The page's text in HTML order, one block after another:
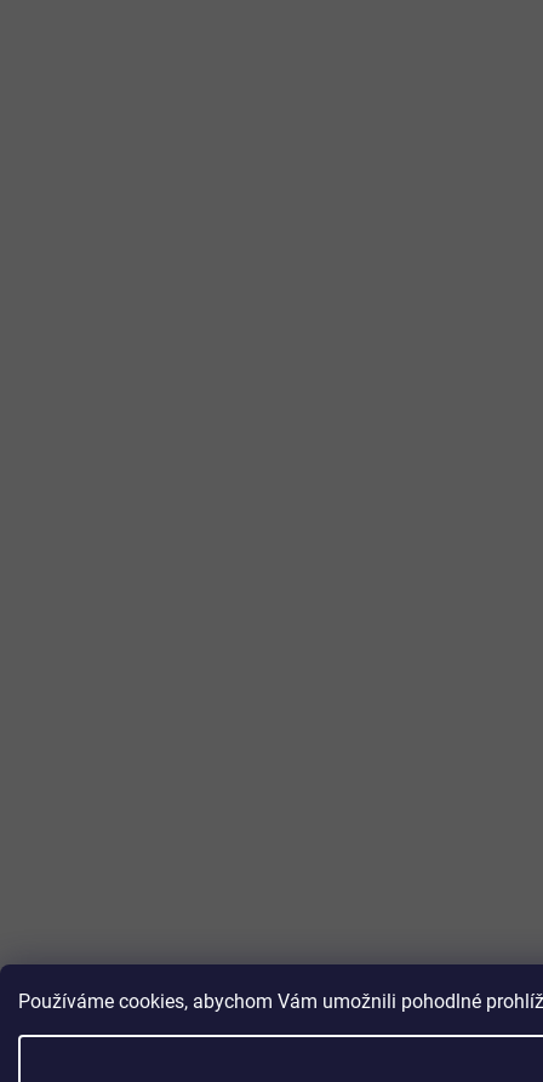
Používáme cookies, abychom Vám umožnili pohodlné